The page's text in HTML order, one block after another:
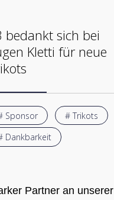
bedankt sich bei
Kletti für neue
Sponsor
# Trikots
Dankbarkeit
Partner an unserer